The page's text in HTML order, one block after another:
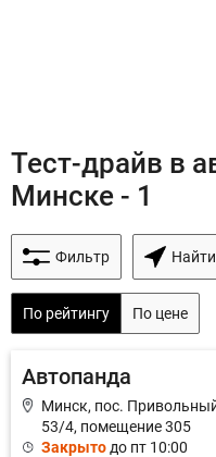
Тест-драйв в
Минске - 1
Фильтр
По рейтингу По цене
Автопанда
Минск, пос.
53/4, помещение 305
Закрыто до пт 10:00